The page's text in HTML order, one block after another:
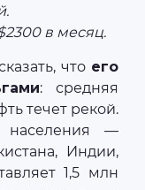
в месяц.
что его
: средняя
течет рекой.
населения —
Индии,
1,5 млн